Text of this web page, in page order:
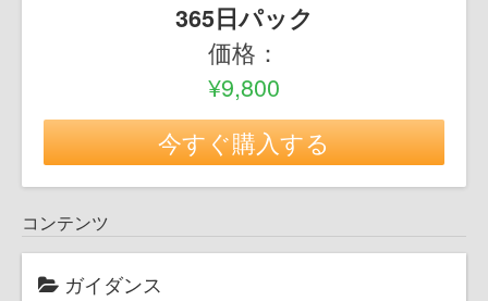
365日パック
価格：
¥9,800
今すぐ購入する
コンテンツ
ガイダンス